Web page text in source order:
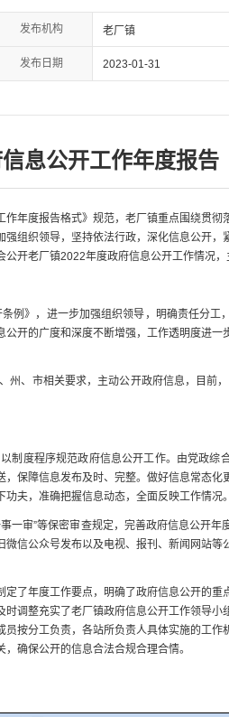
发布机构 老厂镇
发布日期 2023-01-31
息公开工作年度报告
度报告格式》规范，老厂镇重点围绕贯彻
组织领导，坚持依法行政，深化信息公开，
开老厂镇2022年度政府信息公开工作情况，
》，进一步加强组织领导，明确责任分工
开的广度和深度不断增强，工作透明度进一
、市相关要求，主动公开政府信息，目前
度程序规范政府信息公开工作。由党政综
保障信息发布及时、完整。做好信息常态化
夫，准确把握信息动态，全面反映工作情况。
审”等保密审查规定，完善政府信息公开年
信公众号发布以及电视、报刊、新闻网站等
年度工作要点，明确了政府信息公开的重
调整充实了老厂镇政府信息公开工作领导小
按分工负责，各站所负责人具体实施的工作
确保公开的信息合法合规合理合情。